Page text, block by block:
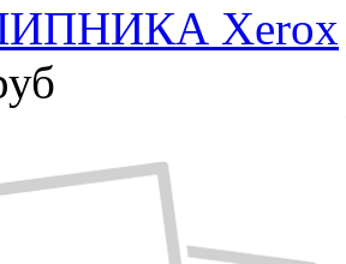
Xerox